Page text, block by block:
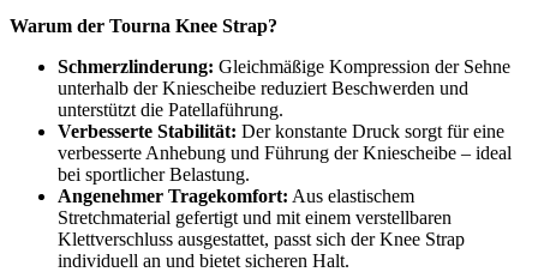
Warum der Tourna Knee Strap?
Schmerzlinderung: Gleichmäßige Kompression der Sehne
unterhalb der Kniescheibe reduziert Beschwerden und
unterstützt die Patellaführung.
Verbesserte Stabilität: Der konstante Druck sorgt für eine
verbesserte Anhebung und Führung der Kniescheibe – ideal
bei sportlicher Belastung.
Angenehmer Tragekomfort: Aus elastischem
Stretchmaterial gefertigt und mit einem verstellbaren
Klettverschluss ausgestattet, passt sich der Knee Strap
individuell an und bietet sicheren Halt.